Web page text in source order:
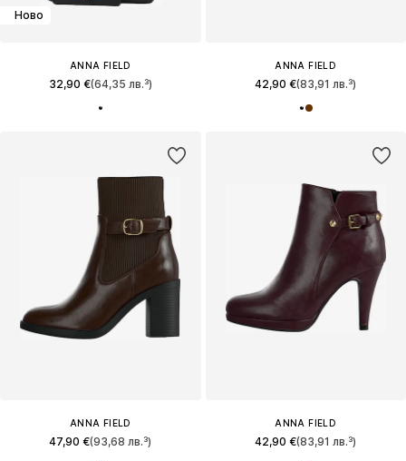
Ново
ANNA FIELD
32,90 €(64,35 лв.³)
ANNA FIELD
42,90 €(83,91 лв.³)
ANNA FIELD
47,90 €(93,68 лв.³)
ANNA FIELD
42,90 €(83,91 лв.³)